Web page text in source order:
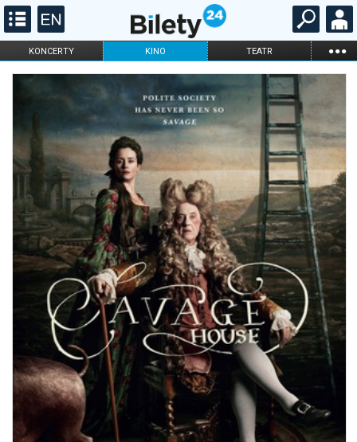
KONCERTY KINO TEATR ...
FILHARMONIA OPERA I BALET
STAND-UP
DLA DZIECI
ONLINE KARNETY